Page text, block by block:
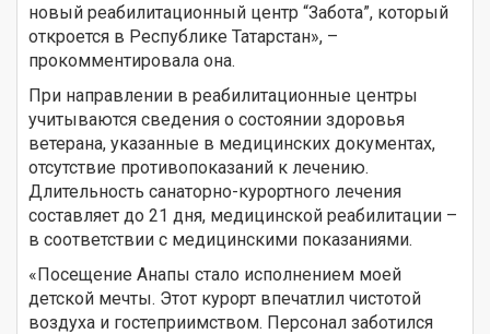
новый реабилитационный центр “Забота”, который
откроется в Республике Татарстан», –
прокомментировала она.
При направлении в реабилитационные центры
учитываются сведения о состоянии здоровья
ветерана, указанные в медицинских документах,
отсутствие противопоказаний к лечению.
Длительность санаторно-курортного лечения
составляет до 21 дня, медицинской реабилитации –
в соответствии с медицинскими показаниями.
«Посещение Анапы стало исполнением моей
детской мечты. Этот курорт впечатлил чистотой
воздуха и гостеприимством. Персонал заботился